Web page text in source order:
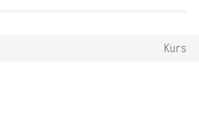
Kurs